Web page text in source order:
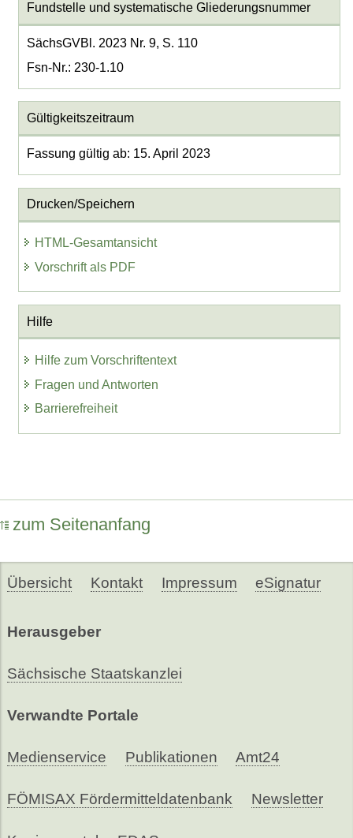
Fundstelle und systematische Gliederungsnummer
SächsGVBl. 2023 Nr. 9, S. 110
Fsn-Nr.: 230-1.10
Gültigkeitszeitraum
Fassung gültig ab: 15. April 2023
Drucken/Speichern
HTML-Gesamtansicht
Vorschrift als PDF
Hilfe
Hilfe zum Vorschriftentext
Fragen und Antworten
Barrierefreiheit
zum Seitenanfang
Übersicht Kontakt Impressum eSignatur
Herausgeber
Sächsische Staatskanzlei
Verwandte Portale
Medienservice Publikationen Amt24
FÖMISAX Fördermitteldatenbank Newsletter